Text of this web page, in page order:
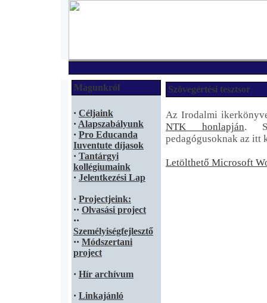
Magunkról
· Céljaink
· Alapszabályunk
· Pro Educanda
Iuventute díjasok
· Tantárgyi
kollégiumaink
· Jelentkezési Lap
· Projectjeink:
·· Olvasási project
··
Személyiségfejlesztő
·· Módszertani
project
· Hír archívum
· Linkajánló
Szövegértési tesztsor
Az Irodalmi
NTK honlapján.
pedagógusoknak az itt
Letölthető Microsoft